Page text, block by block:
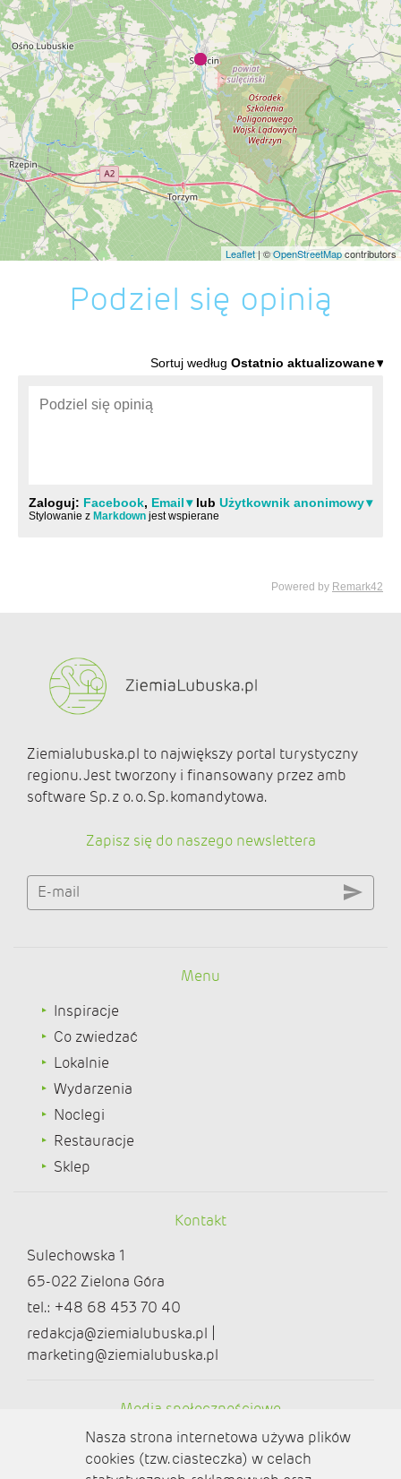
Leaflet| ©OpenStreetMapcontributors
Podziel się opinią
Ziemialubuska.pl to największy portal turystyczny
regionu. Jest tworzony i finansowany przez amb
software Sp. z o. o. Sp. komandytowa.
Zapisz się do naszego newslettera
E-mail
Menu
Inspiracje
Co zwiedzać
Lokalnie
Wydarzenia
Noclegi
Restauracje
Sklep
Kontakt
Sulechowska 1
65-022 Zielona Góra
tel.: +48 68 453 70 40
redakcja@ziemialubuska.pl |
marketing@ziemialubuska.pl
Media społecznościowe
Nasza strona internetowa używa plików
cookies (tzw. ciasteczka) w celach